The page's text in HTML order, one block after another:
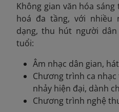
Không gian văn hóa
hoá đa tầng, với nhiều
dạng, thu hút người
tuổi:
Âm nhạc dân gian,
Chương trình ca
nhảy hiện đại, dành
Chương trình nghệ